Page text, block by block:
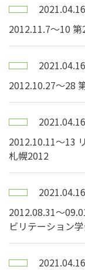
2021.04.16
2012.11.7～10
2021.04.16
2012.10.27～28
2021.04.16
2012.10.11～13
札幌2012
2021.04.16
2012.08.31～
ビリテーション
2021.04.16